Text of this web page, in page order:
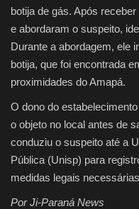
botija de gás. Após
e abordaram o suspeito,
Durante a abordagem, ele
botija, que foi encontrada
proximidades do Amapá.
O dono do
o objeto no local antes de
conduziu o suspeito até a
Pública (Unisp) para
medidas legais
Por Ji-Paraná News